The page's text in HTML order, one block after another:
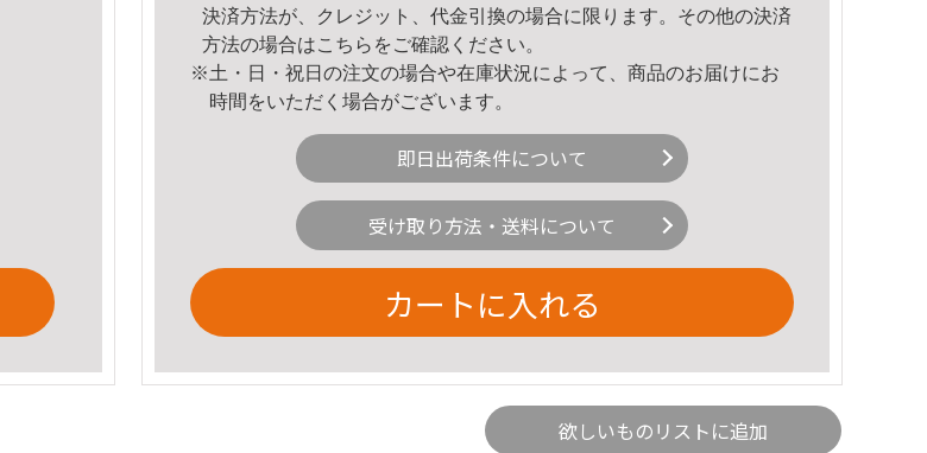
決済方法が、クレジット、代金引換の場合に限ります。その他の決済
方法の場合はこちら をご確認ください。
※土・日・祝日の注文の場合や在庫状況によって、商品のお届けにお
時間をいただく場合がございます。
即日出荷条件について
受け取り方法・送料について
カートに入れる
欲しいものリストに追加